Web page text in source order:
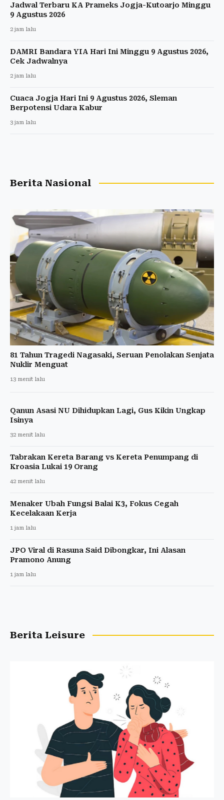
Jadwal Terbaru KA Prameks Jogja-Kutoarjo Minggu
9 Agustus 2026
2 jam lalu
DAMRI Bandara YIA Hari Ini Minggu 9 Agustus 2026,
Cek Jadwalnya
2 jam lalu
Cuaca Jogja Hari Ini 9 Agustus 2026, Sleman
Berpotensi Udara Kabur
3 jam lalu
Berita Nasional
81 Tahun Tragedi Nagasaki, Seruan Penolakan Senjata
Nuklir Menguat
13 menit lalu
Qanun Asasi NU Dihidupkan Lagi, Gus Kikin Ungkap
Isinya
32 menit lalu
Tabrakan Kereta Barang vs Kereta Penumpang di
Kroasia Lukai 19 Orang
42 menit lalu
Menaker Ubah Fungsi Balai K3, Fokus Cegah
Kecelakaan Kerja
1 jam lalu
JPO Viral di Rasuna Said Dibongkar, Ini Alasan
Pramono Anung
1 jam lalu
Berita Leisure